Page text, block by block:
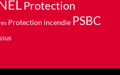
Protection
Protection incendie PSBC